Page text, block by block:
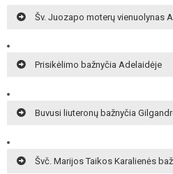
Šv. Juozapo moterų vienuolynas
Prisikėlimo bažnyčia Adelaidėje
Buvusi liuteronų bažnyčia
Švč. Marijos Taikos Karalienės